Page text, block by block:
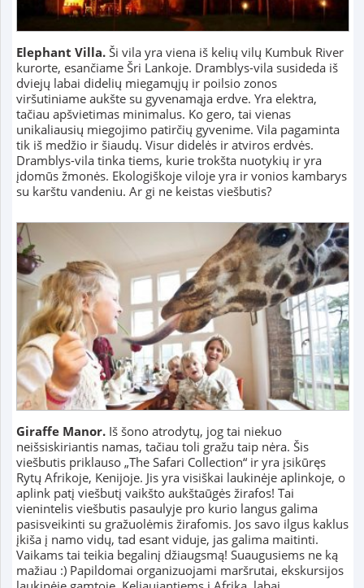
Elephant Villa.Ši vila yra viena iš kelių vilų Kumbuk River
kurorte, esančiame Šri Lankoje. Dramblys-vila susideda iš
dviejų labai didelių miegamųjų ir poilsio zonos
viršutiniame aukšte su gyvenamąja erdve. Yra elektra,
tačiau apšvietimas minimalus. Ko gero, tai vienas
unikaliausių miegojimo patirčių gyvenime. Vila pagaminta
tik iš medžio ir šiaudų. Visur didelės ir atviros erdvės.
Dramblys-vila tinka tiems, kurie trokšta nuotykių ir yra
įdomūs žmonės. Ekologiškoje viloje yra ir vonios kambarys
su karštu vandeniu. Ar gi ne keistas viešbutis?
Giraffe Manor.Iš šono atrodytų, jog tai niekuo
neišsiskiriantis namas, tačiau toli gražu taip nėra. Šis
viešbutis priklauso „The Safari Collection“ ir yra įsikūręs
Rytų Afrikoje, Kenijoje. Jis yra visiškai laukinėje aplinkoje, o
aplink patį viešbutį vaikšto aukštaūgės žirafos! Tai
vienintelis viešbutis pasaulyje pro kurio langus galima
pasisveikinti su gražuolėmis žirafomis. Jos savo ilgus kaklus
įkiša į namo vidų, tad esant viduje, jas galima maitinti.
Vaikams tai teikia begalinį džiaugsmą! Suaugusiems ne ką
mažiau :) Papildomai organizuojami maršrutai, ekskursijos